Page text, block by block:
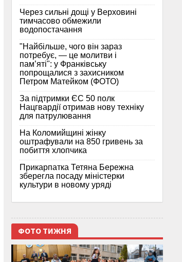
Через сильні дощі у Верховині
тимчасово обмежили
водопостачання
"Найбільше, чого він зараз
потребує, — це молитви і
пам’яті": у Франківську
попрощалися з захисником
Петром Матейком (ФОТО)
За підтримки ЄС 50 полк
Нацгвардії отримав нову техніку
для патрулювання
На Коломийщині жінку
оштрафували на 850 гривень за
побиття хлопчика
Прикарпатка Тетяна Бережна
зберегла посаду міністерки
культури в новому уряді
ФОТО ТИЖНЯ